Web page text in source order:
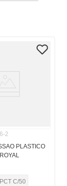
2
PLASTICO
C/50